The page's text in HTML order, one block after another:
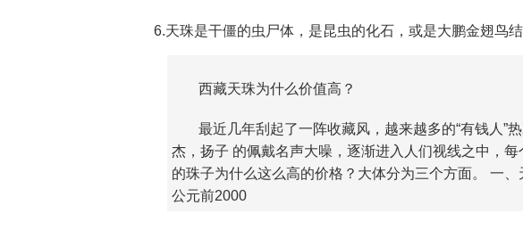
6.天珠是干僵的虫尸体，是昆虫的化石，或是大鹏金翅鸟结
西藏天珠为什么价值高？
最近几年刮起了一阵收藏风，越来越多的“有钱人”
杰，扬子 的佩戴名声大噪，逐渐进入人们视线之中，
的珠子为什么这么高的价格？大体分为三个方面。 一
公元前2000